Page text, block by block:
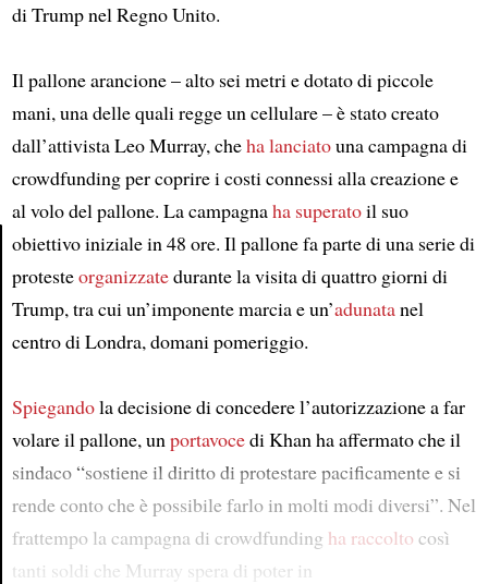
Article
di Trump nel Regno Unito.
Il pallone arancione – alto sei metri e dotato di piccole
mani, una delle quali regge un cellulare – è stato creato
dall’attivista Leo Murray, cheha lanciatouna campagna di
crowdfunding per coprire i costi connessi alla creazione e
al volo del pallone. La campagnaha superatoil suo
obiettivo iniziale in 48 ore. Il pallone fa parte di una serie di
protesteorganizzatedurante la visita di quattro giorni di
Trump, tra cui un’imponente marcia e un’adunatanel
centro di Londra, domani pomeriggio.
Spiegandola decisione di concedere l’autorizzazione a far
volare il pallone, unportavocedi Khan ha affermato che il
sindaco “sostiene il diritto di protestare pacificamente e si
rende conto che è possibile farlo in molti modi diversi”. Nel
frattempo la campagna di crowdfunding ha raccolto così
tanti soldi che Murray spera di poter in